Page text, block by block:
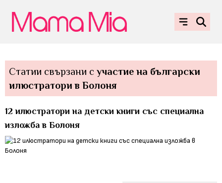
Статии свързани с участие на български
илюстратори в Болоня
12 илюстратори на детски книги със специална
изложба в Болоня